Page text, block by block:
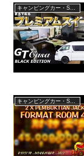
キャンピングカー・SUV人気車種